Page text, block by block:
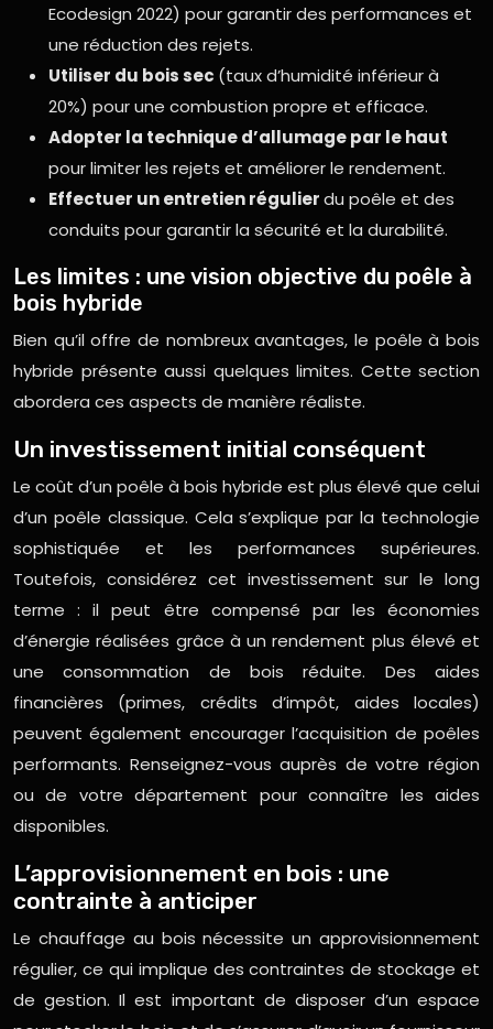
Ecodesign 2022) pour garantir des performances et
une réduction des rejets.
Utiliser du bois sec (taux d’humidité inférieur à
20%) pour une combustion propre et efficace.
Adopter la technique d’allumage par le haut
pour limiter les rejets et améliorer le rendement.
Effectuer un entretien régulierdu poêle et des
conduits pour garantir la sécurité et la durabilité.
Les limites : une vision objective du poêle à
bois hybride
Bien qu’il offre de nombreux avantages, le poêle à bois
hybride présente aussi quelques limites. Cette section
abordera ces aspects de manière réaliste.
Un investissement initial conséquent
Le coût d’un poêle à bois hybride est plus élevé que celui
d’un poêle classique. Cela s’explique par la technologie
sophistiquée et les performances supérieures.
Toutefois, considérez cet investissement sur le long
terme : il peut être compensé par les économies
d’énergie réalisées grâce à un rendement plus élevé et
une consommation de bois réduite. Des aides
financières (primes, crédits d’impôt, aides locales)
peuvent également encourager l’acquisition de poêles
performants. Renseignez-vous auprès de votre région
ou de votre département pour connaître les aides
disponibles.
L’approvisionnement en bois : une
contrainte à anticiper
Le chauffage au bois nécessite un approvisionnement
régulier, ce qui implique des contraintes de stockage et
de gestion. Il est important de disposer d’un espace